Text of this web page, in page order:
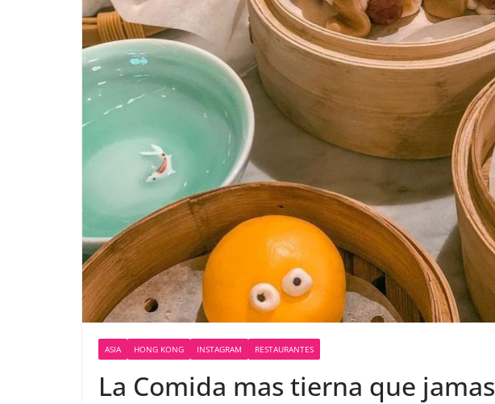
ASIA HONG KONG INSTAGRAM RESTAURANTES
La Comida mas tierna que jamas